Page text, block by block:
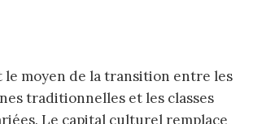
le moyen de la transition entre les
traditionnelles et les classes
Le capital culturel remplace